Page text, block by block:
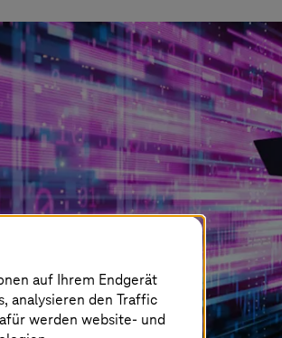
auf Ihrem Endgerät
analysieren den Traffic
werden website- und